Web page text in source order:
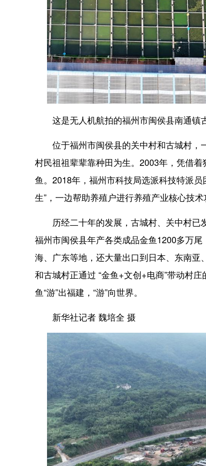
这是无人机航拍的福州市闽侯县南通镇
位于福州市闽侯县的关中村和古城村，
村民祖祖辈辈靠种田为生。2003年，凭借
鱼。2018年，福州市科技局选派科技特派
生”，一边帮助养殖户进行养殖产业核心技
历经二十年的发展，古城村、关中村已
福州市闽侯县年产各类成品金鱼1200多万
海、广东等地，还大量出口到日本、东南
和古城村正通过 “金鱼+文创+电商”带动村
鱼“游”出福建，“游”向世界。
新华社记者 魏培全 摄